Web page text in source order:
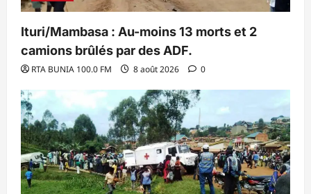
Ituri/Mambasa : Au-moins 13 morts et 2
camions brûlés par des ADF.
RTA BUNIA 100.0 FM 8 août 2026 0